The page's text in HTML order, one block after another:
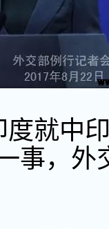
度就中
事，外